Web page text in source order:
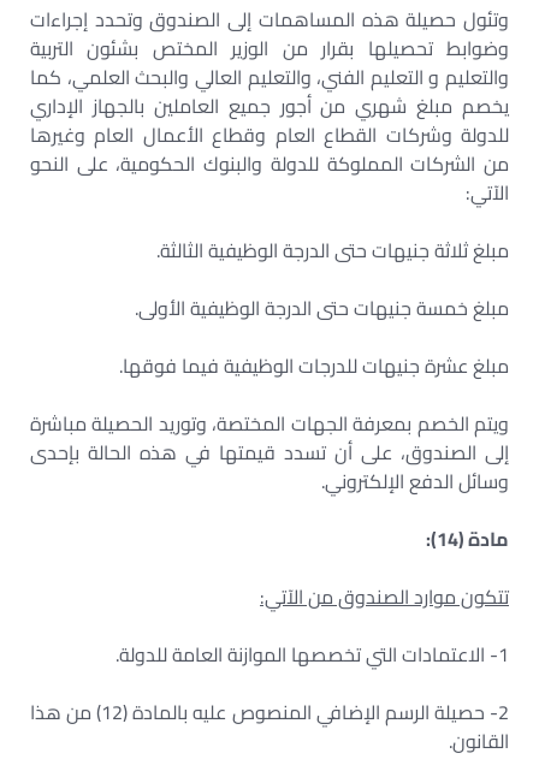
وتئول حصيلة هذه المساهمات إلى الصندوق وتحدد إجراءات
وضوابط تحصيلها بقرار من الوزير المختص بشئون التربية
والتعليم و التعليم الفني، والتعليم العالي والبحث العلمي، كما
يخصم مبلغ شهري من أجور جميع العاملين بالجهاز الإداري
للدولة وشركات القطاع العام وقطاع الأعمال العام وغيرها
من الشركات المملوكة للدولة والبنوك الحكومية، على النحو
الآتي:
مبلغ ثلاثة جنيهات حتى الدرجة الوظيفية الثالثة.
مبلغ خمسة جنيهات حتى الدرجة الوظيفية الأولى.
مبلغ عشرة جنيهات للدرجات الوظيفية فيما فوقها.
ويتم الخصم بمعرفة الجهات المختصة، وتوريد الحصيلة مباشرة
إلى الصندوق، على أن تسدد قيمتها في هذه الحالة بإحدى
وسائل الدفع الإلكتروني.
مادة (14):
تتكون موارد الصندوق من الآتي:
1- الاعتمادات التي تخصصها الموازنة العامة للدولة.
2- حصيلة الرسم الإضافي المنصوص عليه بالمادة (12) من هذا
القانون.